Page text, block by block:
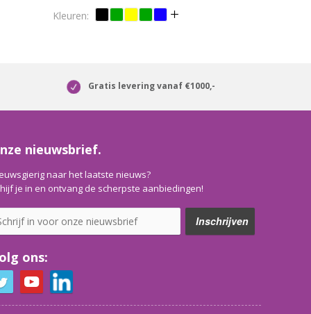
Gratis levering vanaf €1000,-
nieuwsbrief.
naar het laatste nieuws?
je in en ontvang de scherpste aanbiedingen!
ons: